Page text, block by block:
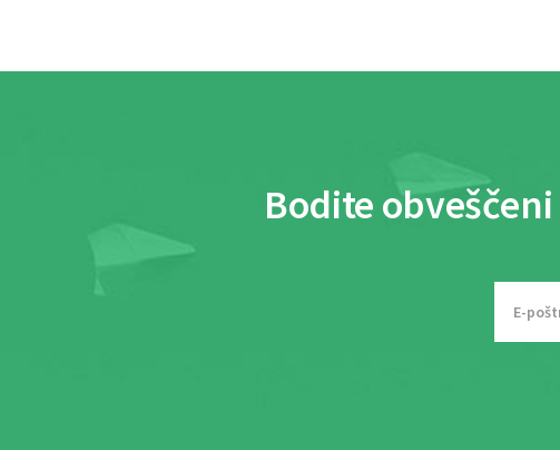
Bodite obveščeni